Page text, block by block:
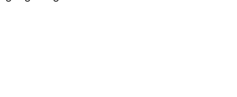
Techniken. Möglicherweise gibt es
Techniken, die hier nicht
werden.